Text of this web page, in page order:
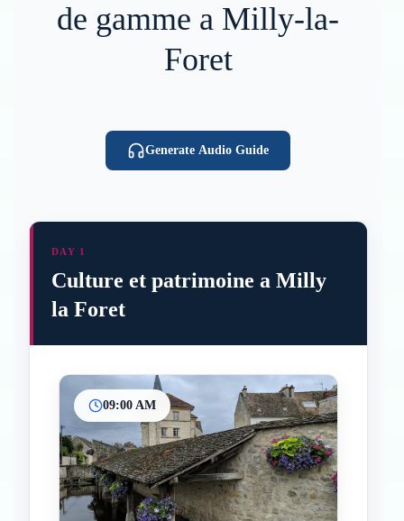
de gamme a Milly-la-
Foret
Generate Audio Guide
DAY 1
Culture et patrimoine a Milly
la Foret
09:00 AM